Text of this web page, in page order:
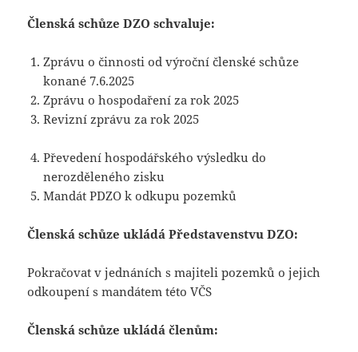
Členská schůze DZO schvaluje:
Zprávu o činnosti od výroční členské schůze
konané 7.6.2025
Zprávu o hospodaření za rok 2025
Revizní zprávu za rok 2025
Převedení hospodářského výsledku do
nerozděleného zisku
Mandát PDZO k odkupu pozemků
Členská schůze ukládá Představenstvu DZO:
Pokračovat v jednáních s majiteli pozemků o jejich
odkoupení s mandátem této VČS
Členská schůze ukládá členům: